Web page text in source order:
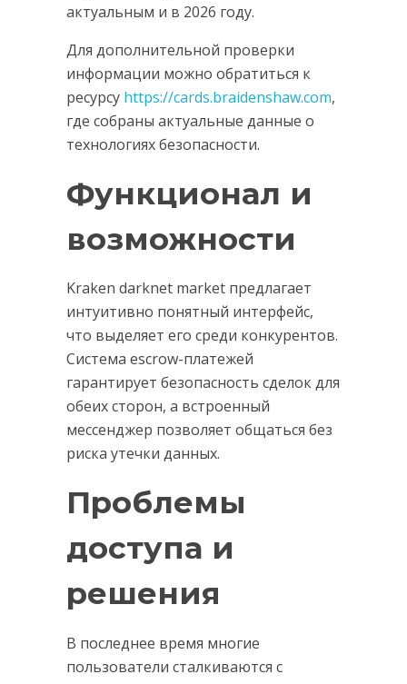
актуальным и в 2026 году.
Для дополнительной проверки
информации можно обратиться к
ресурсу https://cards.braidenshaw.com,
где собраны актуальные данные о
технологиях безопасности.
Функционал и
возможности
Kraken darknet market предлагает
интуитивно понятный интерфейс,
что выделяет его среди конкурентов.
Система escrow-платежей
гарантирует безопасность сделок для
обеих сторон, а встроенный
мессенджер позволяет общаться без
риска утечки данных.
Проблемы
доступа и
решения
В последнее время многие
пользователи сталкиваются с